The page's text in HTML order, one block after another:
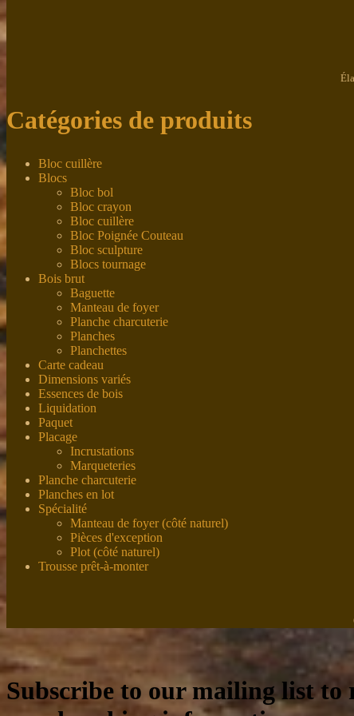
Catégories de produits
Bloc cuillère
Blocs
Bloc bol
Bloc crayon
Bloc cuillère
Bloc Poignée Couteau
Bloc sculpture
Blocs tournage
Bois brut
Baguette
Manteau de foyer
Planche charcuterie
Planches
Planchettes
Carte cadeau
Dimensions variés
Essences de bois
Liquidation
Paquet
Placage
Incrustations
Marqueteries
Planche charcuterie
Planches en lot
Spécialité
Manteau de foyer (côté naturel)
Pièces d'exception
Plot (côté naturel)
Trousse prêt-à-monter
Subscribe to our mailing list to